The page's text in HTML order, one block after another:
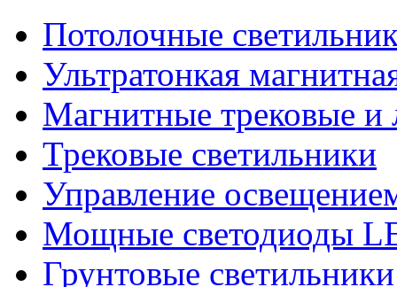
Потолочные
Ультратонкая
Магнитные трековые и
Трековые светильники
Управление
Мощные светодиоды
Грунтовые светильники